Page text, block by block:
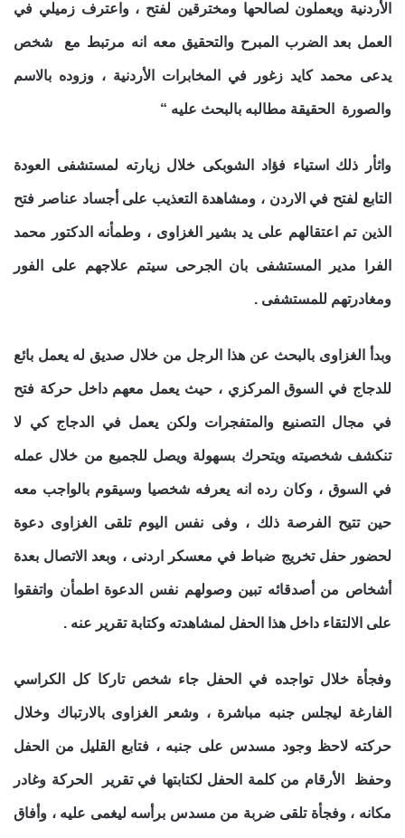
الأردنية ويعملون لصالحها ومخترقين لفتح ، واعترف زميلي في
العمل بعد الضرب المبرح والتحقيق معه انه مرتبط مع شخص
يدعى محمد كايد زغور في المخابرات الأردنية ، وزوده بالاسم
والصورة الحقيقة مطالبه بالبحث عليه “
واثأر ذلك استياء فؤاد الشوبكى خلال زيارته لمستشفى العودة
التابع لفتح في الاردن ، ومشاهدة التعذيب على أجساد عناصر فتح
الذين تم اعتقالهم على يد بشير الغزاوى ، وطمأنه الدكتور محمد
الفرا مدير المستشفى بان الجرحى سيتم علاجهم على الفور
ومغادرتهم للمستشفى .
وبدأ الغزاوى بالبحث عن هذا الرجل من خلال صديق له يعمل بائع
للدجاج في السوق المركزي ، حيث يعمل معهم داخل حركة فتح
في مجال التصنيع والمتفجرات ولكن يعمل في الدجاج كي لا
تنكشف شخصيته ويتحرك بسهولة ويصل للجميع من خلال عمله
في السوق ، وكان رده انه يعرفه شخصيا وسيقوم بالواجب معه
حين تتيح الفرصة ذلك ، وفى نفس اليوم تلقى الغزاوى دعوة
لحضور حفل تخريج ضباط في معسكر اردنى ، وبعد الاتصال بعدة
أشخاص من أصدقائه تبين وصولهم نفس الدعوة اطمأن واتفقوا
على الالتقاء داخل هذا الحفل لمشاهدته وكتابة تقرير عنه .
وفجأة خلال تواجده في الحفل جاء شخص تاركا كل الكراسي
الفارغة ليجلس جنبه مباشرة ، وشعر الغزاوى بالارتباك وخلال
حركته لاحظ وجود مسدس على جنبه ، فتابع القليل من الحفل
وحفظ الأرقام من كلمة الحفل لكتابتها في تقرير الحركة وغادر
مكانه ، وفجأة تلقى ضربة من مسدس برأسه ليغمى عليه ، وأفاق